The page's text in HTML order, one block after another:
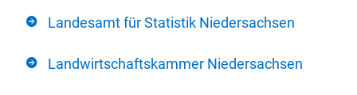
Landesamt für Statistik Niedersachsen
Landwirtschaftskammer Niedersachsen